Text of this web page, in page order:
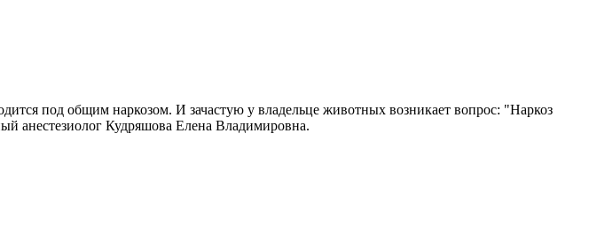
под общим наркозом. И зачастую у владельце животных возникает вопрос: "Наркоз
анестезиолог Кудряшова Елена Владимировна.